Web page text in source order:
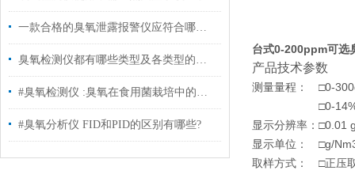
一款合格的臭氧泄露报警仪应符合哪些标准？
臭氧检测仪都有哪些类型及各类型的应用#臭氧消毒#
#臭氧检测仪 :臭氧在食用菌栽培中的应用
#臭氧分析仪 FID和PID的区别有哪些?
台式0-200ppm可选
产品技术参数
测量量程：
□0-
□0-
显示分辨率： □0.01
显示单位：
□g/
取样方式：
□正压